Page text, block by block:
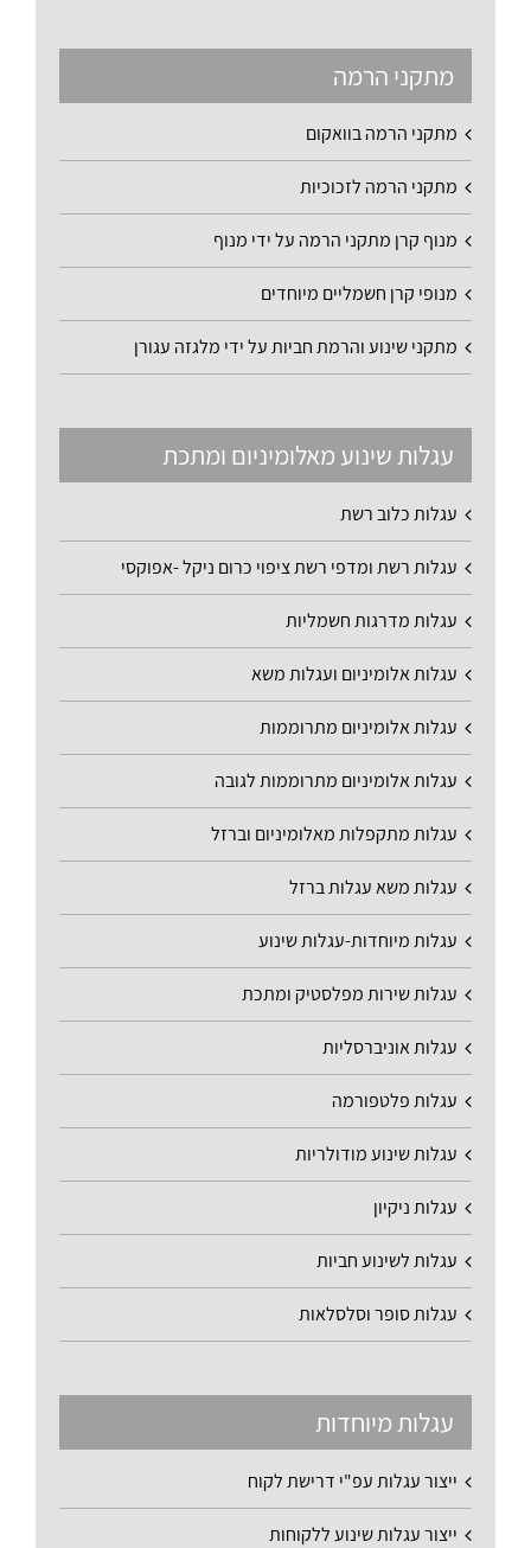
מתקני הרמה
מתקני הרמה בוואקום
מתקני הרמה לזכוכיות
מנוף קרן מתקני הרמה על ידי מנוף
מנופי קרן חשמליים מיוחדים
מתקני שינוע והרמת חביות על ידי מלגזה עגורן
עגלות שינוע מאלומיניום ומתכת
עגלות כלוב רשת
עגלות רשת ומדפי רשת ציפוי כרום ניקל -אפוקסי
עגלות מדרגות חשמליות
עגלות אלומיניום ועגלות משא
עגלות אלומיניום מתרוממות
עגלות אלומיניום מתרוממות לגובה
עגלות מתקפלות מאלומיניום וברזל
עגלות משא עגלות ברזל
עגלות מיוחדות-עגלות שינוע
עגלות שירות מפלסטיק ומתכת
עגלות אוניברסליות
עגלות פלטפורמה
עגלות שינוע מודולריות
עגלות ניקיון
עגלות לשינוע חביות
עגלות סופר וסלסלאות
עגלות מיוחדות
ייצור עגלות עפ"י דרישת לקוח
ייצור עגלות שינוע ללקוחות